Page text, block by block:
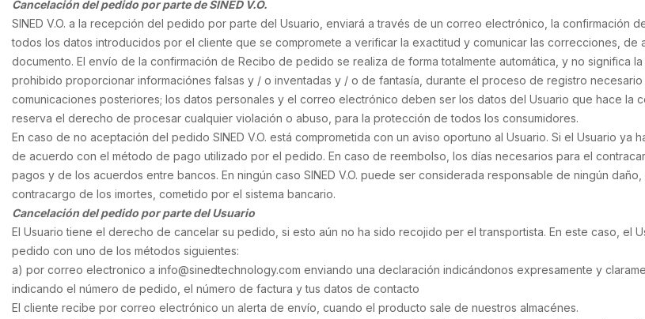
Cancelación del pedido por parte de SINED V.O.
SINED V.O. a la recepción del pedido por parte del Usuario, enviará a través de un correo electrónico, la confirmación
todos los datos introducidos por el cliente que se compromete a verificar la exactitud y comunicar las correcciones,
documento. El envío de la confirmación de Recibo de pedido se realiza de forma totalmente automática, y no significa
prohibido proporcionar informaciónes falsas y / o inventadas y / o de fantasía, durante el proceso de registro
comunicaciones posteriores; los datos personales y el correo electrónico deben ser los datos del Usuario que hace la
reserva el derecho de procesar cualquier violación o abuso, para la protección de todos los consumidores.
En caso de no aceptación del pedido SINED V.O. está comprometida con un aviso oportuno al Usuario. Si el Usuario
de acuerdo con el método de pago utilizado por el pedido. En caso de reembolso, los días necesarios para el
pagos y de los acuerdos entre bancos. En ningún caso SINED V.O. puede ser considerada responsable de ningún
contracargo de los imortes, cometido por el sistema bancario.
Cancelación del pedido por parte del Usuario
El Usuario tiene el derecho de cancelar su pedido, si esto aún no ha sido recojido per el transportista. En este caso, el
pedido con uno de los métodos siguientes:
a) por correo electronico a info@sinedtechnology.com enviando una declaración indicándonos expresamente y
indicando el número de pedido, el número de factura y tus datos de contacto
El cliente recibe por correo electrónico un alerta de envío, cuando el producto sale de nuestros almacénes.